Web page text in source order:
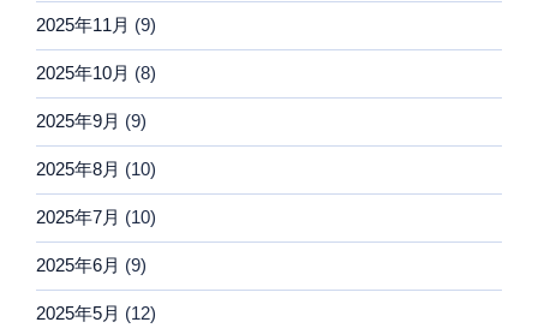
2025年11月 (9)
2025年10月 (8)
2025年9月 (9)
2025年8月 (10)
2025年7月 (10)
2025年6月 (9)
2025年5月 (12)